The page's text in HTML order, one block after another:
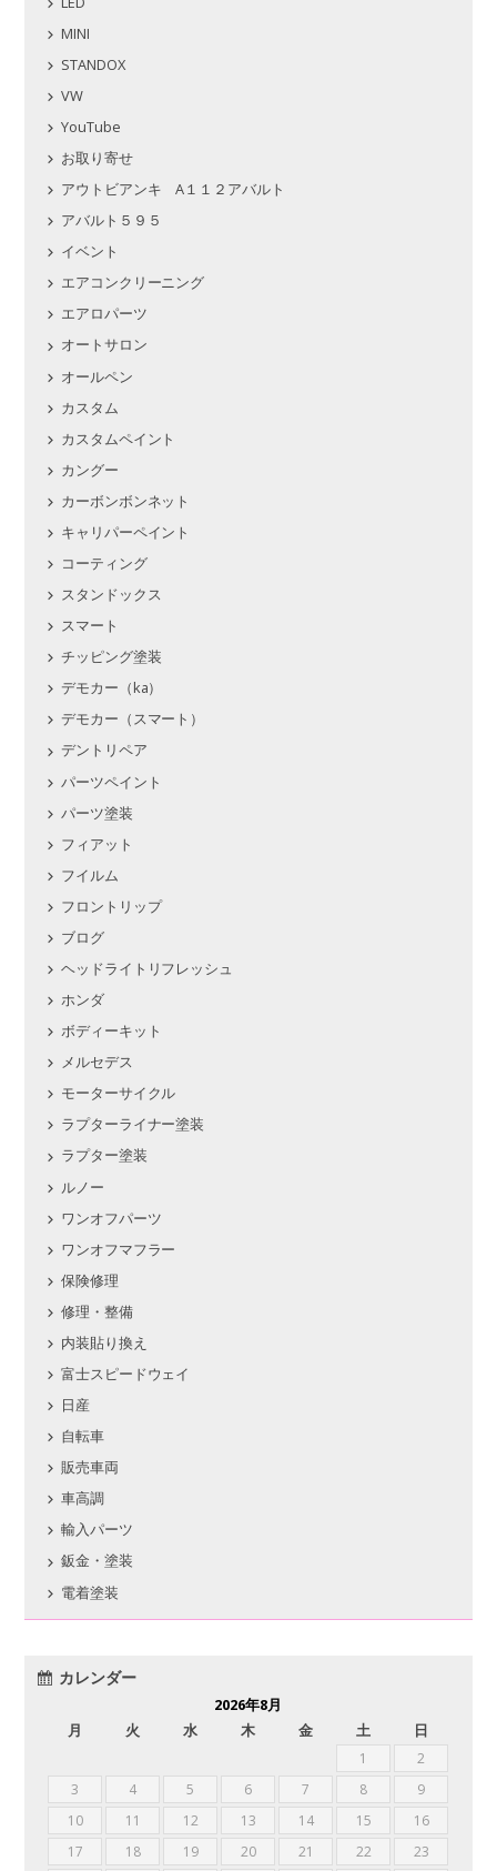
MINI
STANDOX
VW
YouTube
お取り寄せ
アウトビアンキ A１１２アバルト
アバルト５９５
イベント
エアコンクリーニング
エアロパーツ
オートサロン
オールペン
カスタム
カスタムペイント
カングー
カーボンボンネット
キャリパーペイント
コーティング
スタンドックス
スマート
チッピング塗装
デモカー（ka）
デモカー（スマート）
デントリペア
パーツペイント
パーツ塗装
フィアット
フイルム
フロントリップ
ブログ
ヘッドライトリフレッシュ
ホンダ
ボディーキット
メルセデス
モーターサイクル
ラプターライナー塗装
ラプター塗装
ルノー
ワンオフパーツ
ワンオフマフラー
保険修理
修理・整備
内装貼り換え
富士スピードウェイ
日産
自転車
販売車両
車高調
輸入パーツ
鈑金・塗装
電着塗装
カレンダー
2026年8月
月
火 水 木 金 土 日
1
2
3
4 5 6 7 8
9
10
11 12 13 14 15
16
17
18 19 20 21 22
23